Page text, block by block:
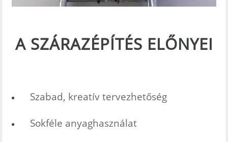
A SZÁRAZÉPÍTÉS ELŐNYEI
Szabad, kreatív tervezhetőség
Sokféle anyaghasználat